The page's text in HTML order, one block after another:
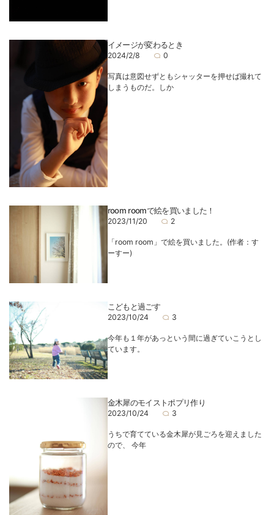
イメージが変わるとき
2024/2/8 0
写真は意図せずともシャッターを押せば撮れて
しまうものだ。しか
room roomで絵を買いました！
2023/11/20 2
「room room」で絵を買いました。(作者：す
ーすー)
こどもと過ごす
2023/10/24 3
今年も１年があっという間に過ぎていこうとし
ています。
金木犀のモイストポプリ作り
2023/10/24 3
うちで育てている金木犀が見ごろを迎えました
ので、 今年